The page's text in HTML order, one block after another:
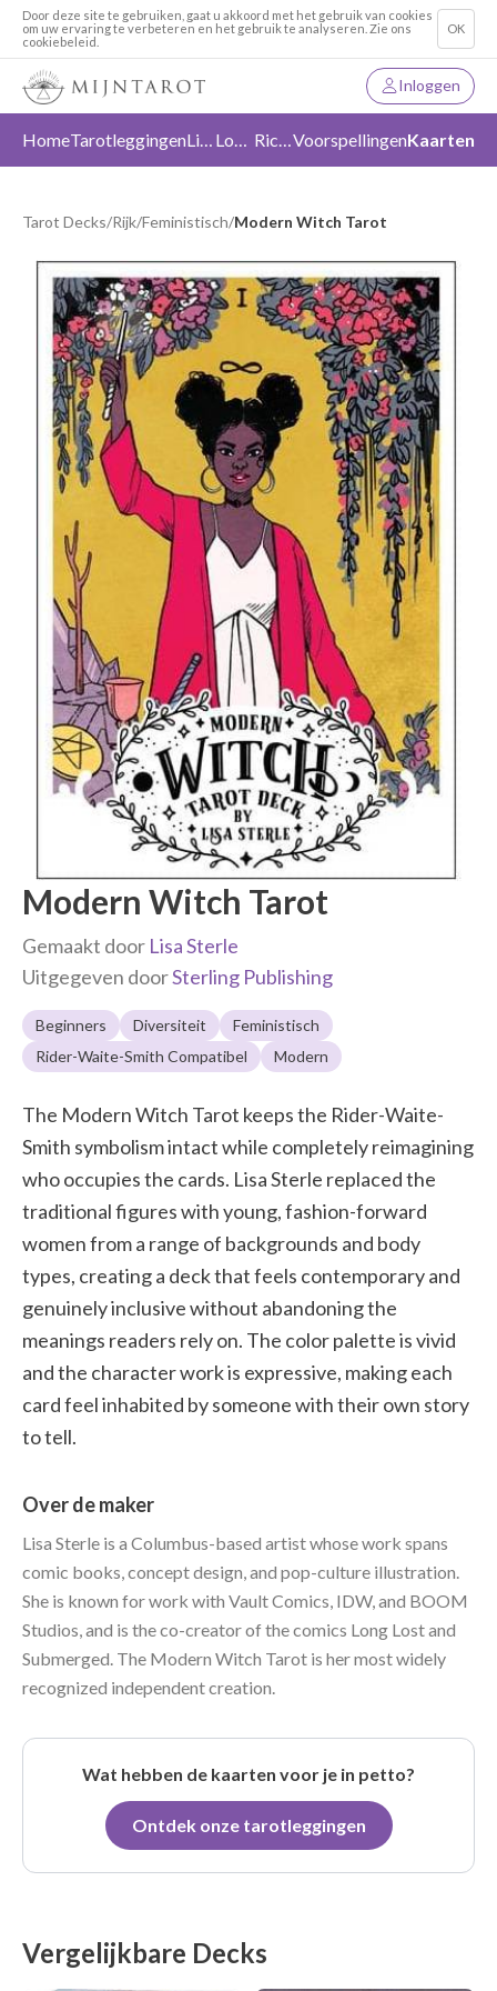
Door deze site te gebruiken, gaat u akkoord met het gebruik van cookies
om uw ervaring te verbeteren en het gebruik te analyseren. Zie ons
cookiebeleid.
OK
Inloggen
HomeTarotleggingen Liefde Loslaten RichtingVoorspellingenKaarten
Tarot Decks/Rijk/Feministisch/Modern Witch Tarot
Modern Witch Tarot
Gemaakt door Lisa Sterle
Uitgegeven doorSterling Publishing
Beginners Diversiteit
Feministisch
Rider-Waite-Smith Compatibel
Modern
The Modern Witch Tarot keeps the Rider-Waite-
Smith symbolism intact while completely reimagining
who occupies the cards. Lisa Sterle replaced the
traditional figures with young, fashion-forward
women from a range of backgrounds and body
types, creating a deck that feels contemporary and
genuinely inclusive without abandoning the
meanings readers rely on. The color palette is vivid
and the character work is expressive, making each
card feel inhabited by someone with their own story
to tell.
Over de maker
Lisa Sterle is a Columbus-based artist whose work spans
comic books, concept design, and pop-culture illustration.
She is known for work with Vault Comics, IDW, and BOOM
Studios, and is the co-creator of the comics Long Lost and
Submerged. The Modern Witch Tarot is her most widely
recognized independent creation.
Wat hebben de kaarten voor je in petto?
Ontdek onze tarotleggingen
Vergelijkbare Decks